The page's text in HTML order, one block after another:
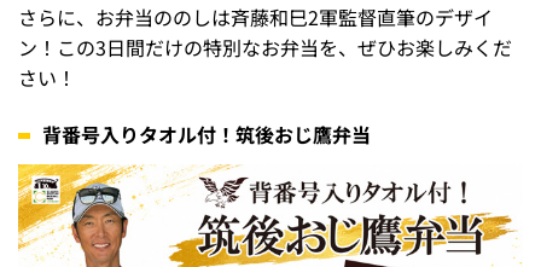
さらに、お弁当ののしは斉藤和巳2軍監督直筆のデザイ
ン！この3日間だけの特別なお弁当を、ぜひお楽しみくだ
さい！
背番号入りタオル付！筑後おじ鷹弁当